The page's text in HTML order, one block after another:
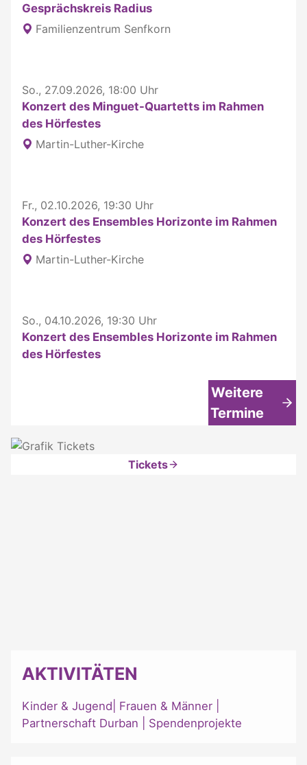
Gesprächskreis Radius
Familienzentrum Senfkorn
So., 27.09.2026, 18:00 Uhr
Konzert des Minguet-Quartetts im Rahmen
des Hörfestes
Martin-Luther-Kirche
Fr., 02.10.2026, 19:30 Uhr
Konzert des Ensembles Horizonte im Rahmen
des Hörfestes
Martin-Luther-Kirche
So., 04.10.2026, 19:30 Uhr
Konzert des Ensembles Horizonte im Rahmen
des Hörfestes
Weitere
Termine
Tickets
AKTIVITÄTEN
Kinder & Jugend Frauen & Männer
Partnerschaft Durban
Spendenprojekte